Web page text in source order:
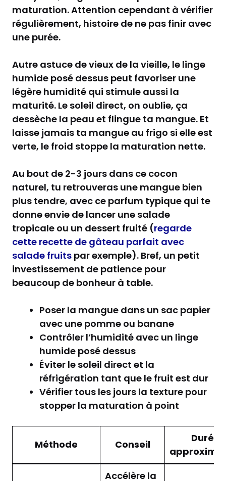
maturation. Attention cependant à vérifier
régulièrement, histoire de ne pas finir avec
une purée.
Autre astuce de vieux de la vieille, le linge
humide posé dessus peut favoriser une
légère humidité qui stimule aussi la
maturité. Le soleil direct, on oublie, ça
dessèche la peau et flingue ta mangue. Et
laisse jamais ta mangue au frigo si elle est
verte, le froid stoppe la maturation nette.
Au bout de 2-3 jours dans ce cocon
naturel, tu retrouveras une mangue bien
plus tendre, avec ce parfum typique qui te
donne envie de lancer une salade
tropicale ou un dessert fruité (regarde
cette recette de gâteau parfait avec
salade fruits par exemple). Bref, un petit
investissement de patience pour
beaucoup de bonheur à table.
Poser la mangue dans un sac papier
avec une pomme ou banane
Contrôler l’humidité avec un linge
humide posé dessus
Éviter le soleil direct et la
réfrigération tant que le fruit est dur
Vérifier tous les jours la texture pour
stopper la maturation à point
Méthode Conseil
Durée
Accélère la